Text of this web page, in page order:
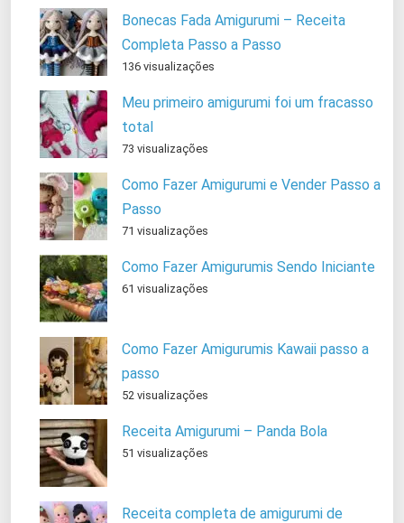
Bonecas Fada Amigurumi – Receita
Completa Passo a Passo
136 visualizações
Meu primeiro amigurumi foi um fracasso
total
73 visualizações
Como Fazer Amigurumi e Vender Passo a
Passo
71 visualizações
Como Fazer Amigurumis Sendo Iniciante
61 visualizações
Como Fazer Amigurumis Kawaii passo a
passo
52 visualizações
Receita Amigurumi – Panda Bola
51 visualizações
Receita completa de amigurumi de